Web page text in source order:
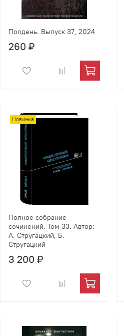
Полдень. Выпуск 37, 2024
260 ₽
Новинка
Полное собрание
сочинений. Том 33. Автор:
А. Стругацкий, Б.
Стругацкий
3 200 ₽